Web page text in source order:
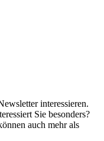
interessieren.
Sie besonders?
auch mehr als